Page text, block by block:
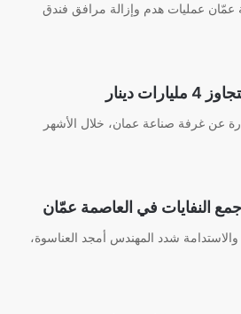
عمّان عمليات هدم وإزالة مرافق فندق
دينار
عن غرفة صناعة عمان، خلال الأشهر
النفايات في العاصمة عمّان
شدد المهندس أمجد العناسوة،